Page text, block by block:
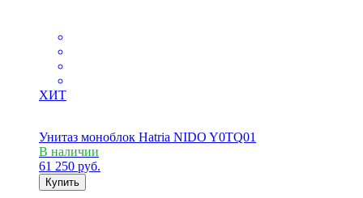
ХИТ
Унитаз моноблок Hatria NIDO Y0TQ01
В наличии
61 250 руб.
Купить